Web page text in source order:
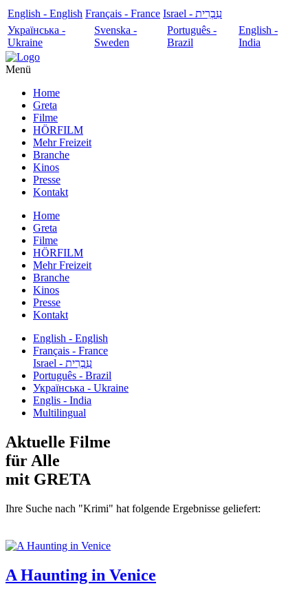
English - English Français - France
עִבְרִית - Israel
Українська -
Ukraine
Svenska -
Sweden
Português -
Brazil
English -
India
Menü
Home
Greta
Filme
HÖRFILM
Mehr Freizeit
Branche
Kinos
Presse
Kontakt
Home
Greta
Filme
HÖRFILM
Mehr Freizeit
Branche
Kinos
Presse
Kontakt
English - English
Français - France
עִבְרִית - Israel
Português - Brazil
Українська - Ukraine
Englis - India
Multilingual
Aktuelle Filme
für Alle
mit GRETA
Ihre Suche nach "Krimi" hat folgende Ergebnisse geliefert:
A Haunting in Venice